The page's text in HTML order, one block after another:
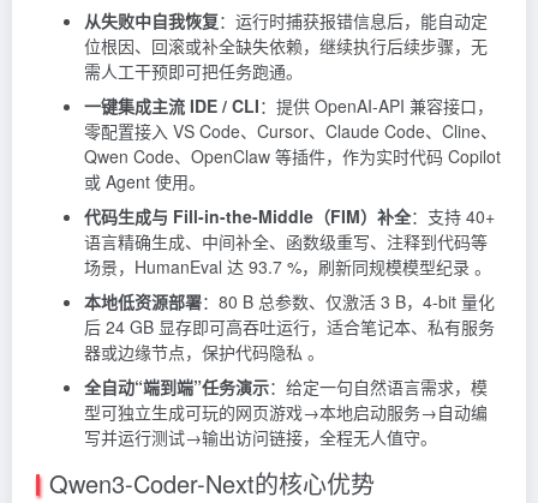
从失败中自我恢复：运行时捕获报错信息后，能自动定
位根因、回滚或补全缺失依赖，继续执行后续步骤，无
需人工干预即可把任务跑通。
一键集成主流 IDE / CLI：提供 OpenAI-API 兼容接口，
零配置接入 VS Code、Cursor、Claude Code、Cline、
Qwen Code、OpenClaw 等插件，作为实时代码 Copilot
或 Agent 使用。
代码生成与 Fill-in-the-Middle（FIM）补全：支持 40+
语言精确生成、中间补全、函数级重写、注释到代码等
场景，HumanEval 达 93.7 %，刷新同规模模型纪录 。
本地低资源部署：80 B 总参数、仅激活 3 B，4-bit 量化
后 24 GB 显存即可高吞吐运行，适合笔记本、私有服务
器或边缘节点，保护代码隐私 。
全自动“端到端”任务演示：给定一句自然语言需求，模
型可独立生成可玩的网页游戏→本地启动服务→自动编
写并运行测试→输出访问链接，全程无人值守。
Qwen3-Coder-Next的核心优势